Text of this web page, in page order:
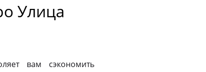
Улица
вам сэкономить